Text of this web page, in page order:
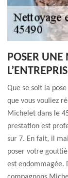
POSER UNE
Que se soit la
que vous vouliez
Michelet dans le
prestation est
sur 7. En fait, il
poser votre
est endommagée.